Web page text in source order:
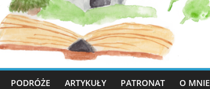
PODRÓŻE ARTYKUŁY PATRONAT O MNIE